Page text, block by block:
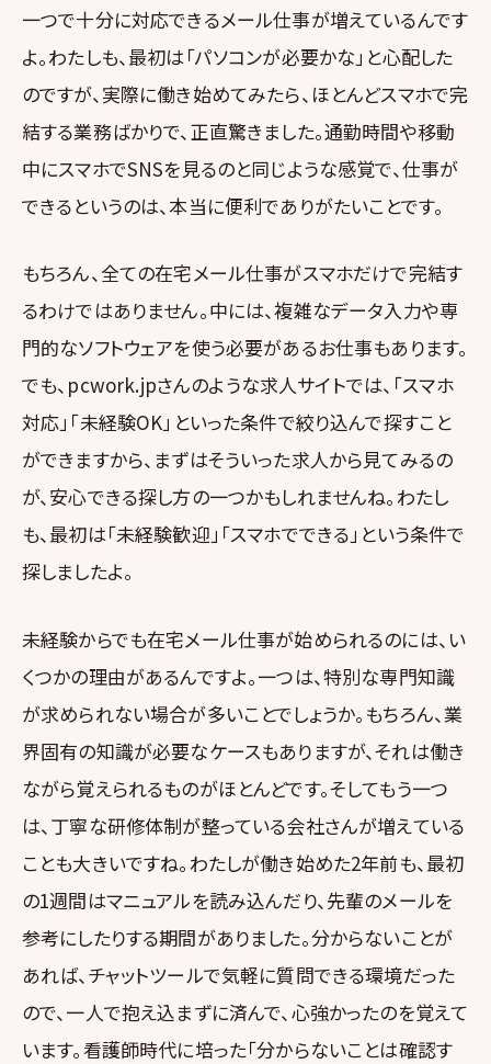
一つで十分に対応できるメール仕事が増えているんです
よ。わたしも、最初は「パソコンが必要かな」と心配した
のですが、実際に働き始めてみたら、ほとんどスマホで完
結する業務ばかりで、正直驚きました。通勤時間や移動
中にスマホでSNSを見るのと同じような感覚で、仕事が
できるというのは、本当に便利でありがたいことです。
もちろん、全ての在宅メール仕事がスマホだけで完結す
るわけではありません。中には、複雑なデータ入力や専
門的なソフトウェアを使う必要があるお仕事もあります。
でも、pcwork.jpさんのような求人サイトでは、「スマホ
対応」「未経験OK」といった条件で絞り込んで探すこと
ができますから、まずはそういった求人から見てみるの
が、安心できる探し方の一つかもしれませんね。わたし
も、最初は「未経験歓迎」「スマホでできる」という条件で
探しましたよ。
未経験からでも在宅メール仕事が始められるのには、い
くつかの理由があるんですよ。一つは、特別な専門知識
が求められない場合が多いことでしょうか。もちろん、業
界固有の知識が必要なケースもありますが、それは働き
ながら覚えられるものがほとんどです。そしてもう一つ
は、丁寧な研修体制が整っている会社さんが増えている
ことも大きいですね。わたしが働き始めた2年前も、最初
の1週間はマニュアルを読み込んだり、先輩のメールを
参考にしたりする期間がありました。分からないことが
あれば、チャットツールで気軽に質問できる環境だった
ので、一人で抱え込まずに済んで、心強かったのを覚えて
います。看護師時代に培った「分からないことは確認す